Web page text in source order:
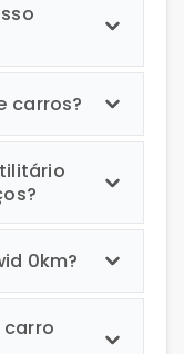
carros?
0km?
carro